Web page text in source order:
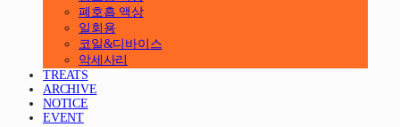
폐호흡 액상
일회용
코일&디바이스
악세사리
TREATS
ARCHIVE
NOTICE
EVENT